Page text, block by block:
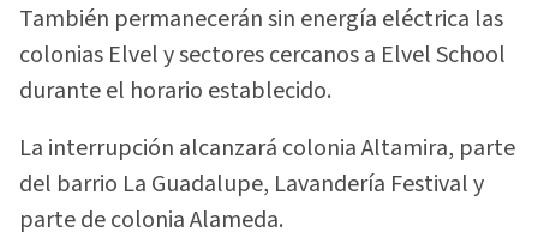
También permanecerán sin energía eléctrica las
colonias Elvel y sectores cercanos a Elvel School
durante el horario establecido.
La interrupción alcanzará colonia Altamira, parte
del barrio La Guadalupe, Lavandería Festival y
parte de colonia Alameda.